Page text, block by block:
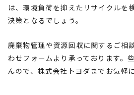
は、環境負荷を抑えたリサイクルを
決策となるでしょう。
廃棄物管理や資源回収に関するご相
わせフォームより承っております。
んので、株式会社トヨダまでお気軽